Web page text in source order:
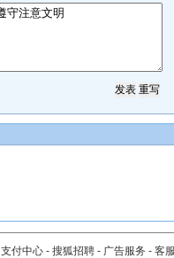
支付中心 - 搜狐招聘 - 广告服务 - 客